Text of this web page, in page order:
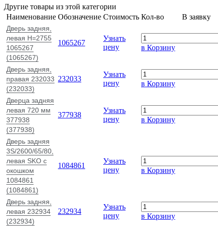
Другие товары из этой категории
Наименование Обозначение Стоимость Кол-во В заявку
Дверь задняя,
левая H=2755
1065267
(1065267)
1065267
Узнать
цену
в Корзину
Дверь задняя,
правая 232033
(232033)
232033
Узнать
цену
в Корзину
Дверца задняя
левая 720 мм
377938
(377938)
377938
Узнать
цену
в Корзину
Дверь задняя
3S/2600/65/80,
левая SKO с
окошком
1084861
(1084861)
1084861
Узнать
цену
в Корзину
Дверь задняя,
левая 232934
(232934)
232934
Узнать
цену
в Корзину